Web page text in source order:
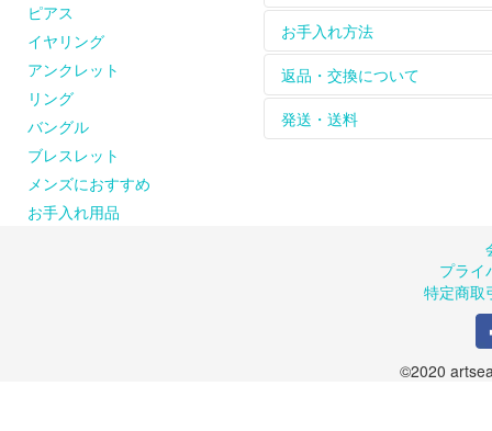
ピアス
イヤリング
アンクレット
リング
バングル
ブレスレット
メンズにおすすめ
お手入れ用品
ホームページに掲載して
についてはcontactからお
革ひもは天然皮を使用し
をお楽しみください。
天然石、天然素材のひと
ピアスの金具（耳に触れ
お手入れ方法
【長く綺麗にお使いいた
シルバーのアクセサリー
れて保管してください。
※購入された商品は密閉
クロスでのお手入れも可
返品・交換について
お届けした商品は到着後
返品、交換は商品到着後
発送・送料
お申込み受付後、出荷
のでご了承ください。
＜送料について＞
１回の発送につき600円
１回のご注文が10,800
プライ
特定商取
©2020